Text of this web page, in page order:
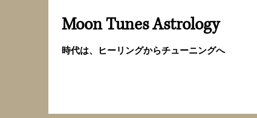
Moon Tunes Astrology
時代は、ヒーリングからチューニングへ